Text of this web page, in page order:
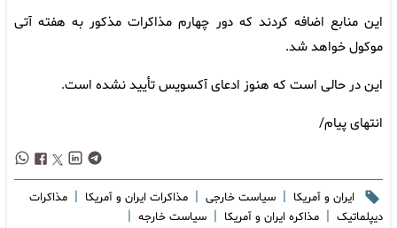
این منابع اضافه کردند که دور چهارم مذاکرات مذکور به هفته آتی
موکول خواهد شد.
این در حالی است که هنوز ادعای آکسویس تأیید نشده است.
انتهای پیام/
ایران و آمریکا | سیاست خارجی | مذاکرات ایران و آمریکا | مذاکرات
دیپلماتیک | مذاکره ایران و آمریکا | سیاست خارجه |